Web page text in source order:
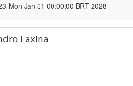
Mon Jan 31 00:00:00 BRT 2028
Faxina